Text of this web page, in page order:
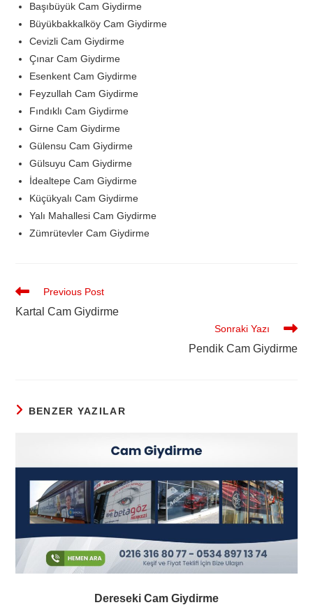
Başıbüyük Cam Giydirme
Büyükbakkalköy Cam Giydirme
Cevizli Cam Giydirme
Çınar Cam Giydirme
Esenkent Cam Giydirme
Feyzullah Cam Giydirme
Fındıklı Cam Giydirme
Girne Cam Giydirme
Gülensu Cam Giydirme
Gülsuyu Cam Giydirme
İdealtepe Cam Giydirme
Küçükyalı Cam Giydirme
Yalı Mahallesi Cam Giydirme
Zümrütevler Cam Giydirme
Previous Post
Kartal Cam Giydirme
Sonraki Yazı
Pendik Cam Giydirme
BENZER YAZILAR
Dereseki Cam Giydirme